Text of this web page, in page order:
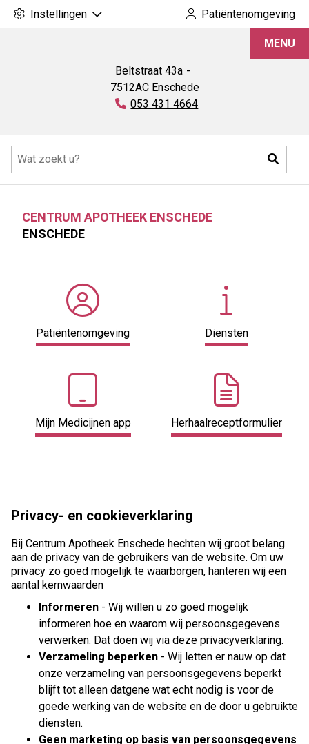
Instellingen Patiëntenomgeving
Beltstraat43a
7512AC Enschede
Tel:
053 431 4664
MENU
CENTRUM APOTHEEK ENSCHEDE
ENSCHEDE
Patiëntenomgeving Diensten
Mijn Medicijnen app Herhaalreceptformulier
Privacy- en cookieverklaring
Bij Centrum Apotheek Enschede hechten wij groot belang
aan de privacy van de gebruikers van de website. Om uw
privacy zo goed mogelijk te waarborgen, hanteren wij een
aantal kernwaarden
Informeren - Wij willen u zo goed mogelijk
informeren hoe en waarom wij persoonsgegevens
verwerken. Dat doen wij via deze privacyverklaring.
Verzameling beperken - Wij letten er nauw op dat
onze verzameling van persoonsgegevens beperkt
blijft tot alleen datgene wat echt nodig is voor de
goede werking van de website en de door u gebruikte
diensten.
Geen marketing op basis van persoonsgegevens